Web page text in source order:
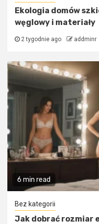
Ekologia domów
węglowy i materiały
2 tygodnie ago addminr
6 min read
Bez kategorii
Jak dobrać rozmiar